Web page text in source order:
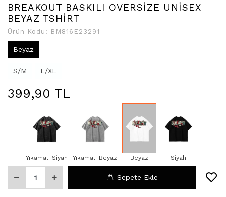
BREAKOUT BASKILI OVERSİZE UNİSEX
BEYAZ TSHİRT
Ürün Kodu: BM816E23291
Beyaz
S/M L/XL
399,90 TL
Yıkamalı Siyah Yıkamalı Beyaz Beyaz Siyah
Sepete Ekle